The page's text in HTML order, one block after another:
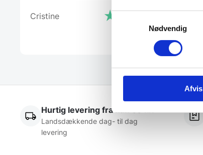
Samtykkevalg
Nødvendig
Afvis
Cristine
Hurtig levering fra kun 59 kr.
Landsdækkende dag- til dag
levering